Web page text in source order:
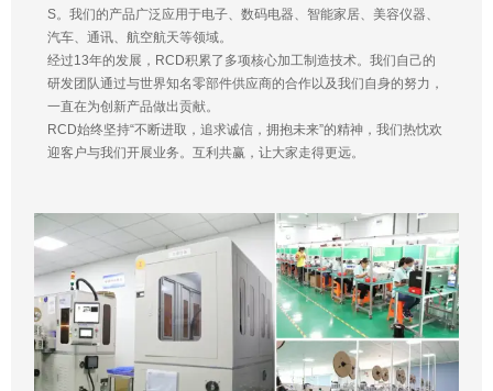
S。我们的产品广泛应用于电子、数码电器、智能家居、美容仪器、
汽车、通讯、航空航天等领域。
经过13年的发展，RCD积累了多项核心加工制造技术。我们自己的
研发团队通过与世界知名零部件供应商的合作以及我们自身的努力，
一直在为创新产品做出贡献。
RCD始终坚持“不断进取，追求诚信，拥抱未来”的精神，我们热忱欢
迎客户与我们开展业务。互利共赢，让大家走得更远。